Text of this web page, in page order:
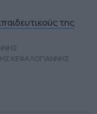
της
ΚΕΦΑΛΟΓΙΑΝΝΗΣ